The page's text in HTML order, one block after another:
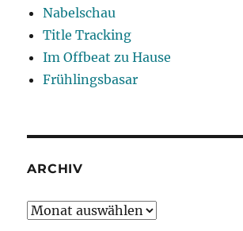
Nabelschau
Title Tracking
Im Offbeat zu Hause
Frühlingsbasar
ARCHIV
Archiv